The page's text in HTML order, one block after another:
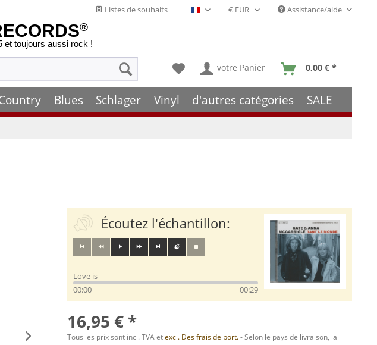
Listes de souhaits Français- FR Assistance/aide
®
et toujours aussi rock !
votre Panier 0,00 € *
Blues Schlager Vinyl d'autres catégories SALE
Écoutez l'échantillon:
Love is
00:00
00:29
16,95 € *
Tous les prix sont incl. TVA etexcl. Des frais de port.- Selon le pays de livraison, la